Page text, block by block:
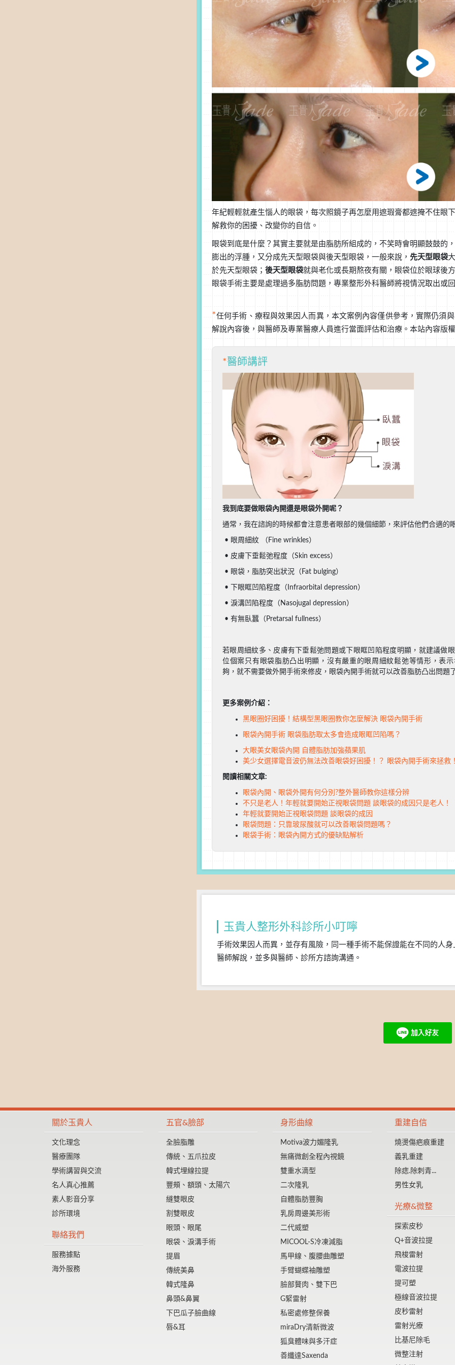
年紀輕輕就產生惱人的眼袋，每次照鏡子再怎麼用遮瑕膏都遮掩不住眼
解救你的困擾、改變你的自信。
眼袋到底是什麼？其實主要就是由脂肪所組成的，不笑時會明顯鼓鼓的
膨出的浮腫，又分成先天型眼袋與後天型眼袋，一般來說， 先天型眼袋
於先天型眼袋； 後天型眼袋就與老化或長期熬夜有關，眼袋位於眼球後
眼袋手術主要是處理過多脂肪問題，專業整形外科醫師將視情況取出或
*任何手術、療程與效果因人而異，本文案例內容僅供參考，實際仍須
解說內容後，與醫師及專業醫療人員進行當面評估和治療。本站內容版
*醫師講評
我到底要做眼袋內開還是眼袋外開呢？
通常，我在諮詢的時候都會注意患者眼部的幾個細節，來評估他們合適的
• 眼周細紋 （Fine wrinkles）
• 皮膚下垂鬆弛程度（Skin excess）
• 眼袋，脂肪突出狀況（Fat bulging）
• 下眼眶凹陷程度（Infraorbital depression）
• 淚溝凹陷程度（Nasojugal depression）
• 有無臥蠶（Pretarsal fullness）
若眼周細紋多、皮膚有下垂鬆弛問題或下眼眶凹陷程度明顯，就建議做
位個案只有眼袋脂肪凸出明顯，沒有嚴重的眼周細紋鬆弛等情形，表
夠，就不需要做外開手術來修皮，眼袋內開手術就可以改善脂肪凸出問題
更多案例介紹：
黑眼圈好困擾！結構型黑眼圈教你怎麼解決 眼袋內開手術
眼袋內開手術 眼袋脂肪取太多會造成眼眶凹陷嗎？
大眼美女眼袋內開 自體脂肪加強蘋果肌
美少女選擇電音波仍無法改善眼袋好困擾！？ 眼袋內開手術來拯救
閱讀相關文章:
眼袋內開、眼袋外開有何分別?整外醫師教你這樣分辨
不只是老人！年輕就要開始正視眼袋問題 談眼袋的成因只是老人！
年輕就要開始正視眼袋問題 談眼袋的成因
眼袋問題：只靠玻尿酸就可以改善眼袋問題嗎？
眼袋手術：眼袋內開方式的優缺點解析
玉貴人整形外科診所小叮嚀
手術效果因人而異，並存有風險，同一種手術不能保證能在不同的人
醫師解說，並多與醫師、診所方諮詢溝通。
關於玉貴人
文化理念
醫療團隊
學術講習與交流
名人真心推薦
素人影音分享
診所環境
聯絡我們
服務據點
海外服務
五官&臉部
全臉脂雕
傳統、五爪拉皮
韓式埋線拉提
豐頰、額頭、太陽穴
縫雙眼皮
割雙眼皮
眼頭、眼尾
眼袋、淚溝手術
提眉
傳統美鼻
韓式隆鼻
鼻頭&鼻翼
下巴瓜子臉曲線
唇&耳
身形曲線
Motiva波力媚隆乳
無痛微創全程內視鏡
雙重水滴型
二次隆乳
自體脂肪豐胸
乳房周邊美形術
二代威塑
MICOOL-S冷凍減脂
馬甲線、腹腰曲雕塑
手臂蝴蝶袖雕塑
臉部贅肉、雙下巴
G緊雷射
私密處修整保養
miraDry清新微波
狐臭體味與多汗症
善纖達Saxenda
重建自信
燒燙傷疤痕重建
義乳重建
除痣.除刺青...
男性女乳
光療&微整
探索皮秒
Q+音波拉提
飛梭雷射
電波拉提
提可塑
極線音波拉提
皮秒雷射
雷射光療
比基尼除毛
微整注射